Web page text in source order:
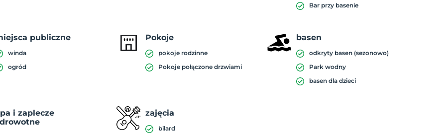
Bar przy basenie
publiczne
winda
ogród
Pokoje
pokoje rodzinne
Pokoje połączone drzwiami
basen
odkryty basen (sezonowo)
Park wodny
basen dla dzieci
i zaplecze
zajęcia
bilard